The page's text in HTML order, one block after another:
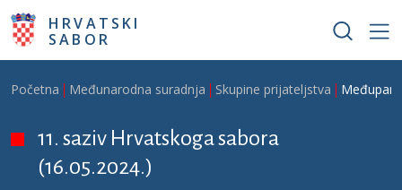
Skoči na glavni sadržaj
HRVATSKI
SABOR
Breadcrumb
Početna Međunarodna suradnja Skupine prijateljstva
11. saziv Hrvatskoga sabora
(16.05.2024.)